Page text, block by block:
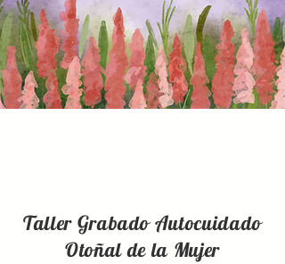
Taller Grabado Autocuidado
Otoñal de la Mujer